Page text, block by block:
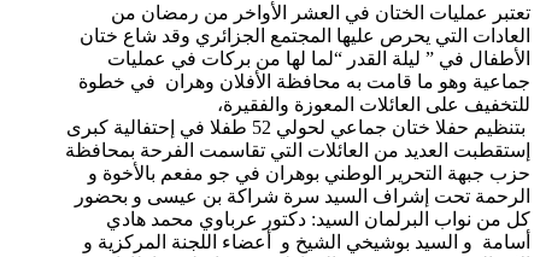
تعتبر عمليات الختان في العشر الأواخر من رمضان من
العادات التي يحرص عليها المجتمع الجزائري وقد شاع ختان
الأطفال في ” ليلة القدر “لما لها من بركات في عمليات
جماعية وهو ما قامت به محافظة الأفلان وهران في خطوة
للتخفيف على العائلات المعوزة والفقيرة،
بتنظيم حفلا ختان جماعي لحولي 52 طفلا في إحتفالية كبرى
إستقطبت العديد من العائلات التي تقاسمت الفرحة بمحافظة
حزب جبهة التحرير الوطني بوهران في جو مفعم بالأخوة و
الرحمة تحت إشراف السيد سرة شراكة بن عيسى و بحضور
كل من نواب البرلمان السيد: دكتور عرباوي محمد هادي
أسامة و السيد بوشيخي الشيخ و أعضاء اللجنة المركزية و